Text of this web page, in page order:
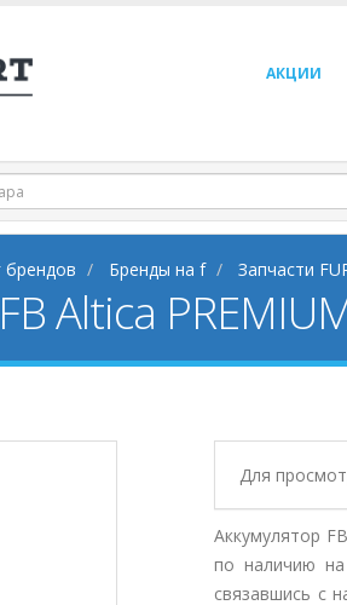
АКЦИИ
брендов Бренды на f Запчасти
Altica
Для
Аккумулятор
по наличию на
связавшись с